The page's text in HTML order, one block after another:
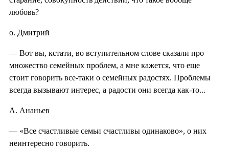
любовь?
о. Дмитрий
— Вот вы, кстати, во вступительном слове сказали про
множество семейных проблем, а мне кажется, что еще
стоит говорить все-таки о семейных радостях. Проблемы
всегда вызывают интерес, а радости они всегда как-то...
А. Ананьев
— «Все счастливые семьи счастливы одинаково», о них
неинтересно говорить.